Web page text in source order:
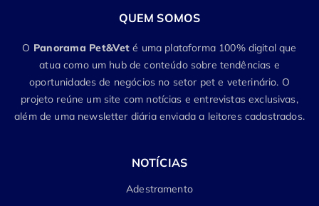
QUEM SOMOS
O Panorama Pet&Vet é uma plataforma 100% digital que
atua como um hub de conteúdo sobre tendências e
oportunidades de negócios no setor pet e veterinário. O
projeto reúne um site com notícias e entrevistas exclusivas,
além de uma newsletter diária enviada a leitores cadastrados.
NOTÍCIAS
Adestramento